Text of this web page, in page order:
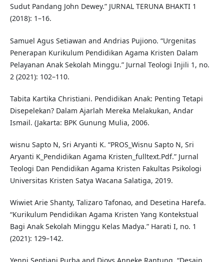
Sudut Pandang John Dewey.” JURNAL TERUNA BHAKTI 1
(2018): 1–16.
Samuel Agus Setiawan and Andrias Pujiono. “Urgenitas
Penerapan Kurikulum Pendidikan Agama Kristen Dalam
Pelayanan Anak Sekolah Minggu.” Jurnal Teologi Injili 1, no.
2 (2021): 102–110.
Tabita Kartika Christiani. Pendidikan Anak: Penting Tetapi
Disepelekan? Dalam Ajarlah Mereka Melakukan, Andar
Ismail. (Jakarta: BPK Gunung Mulia, 2006.
wisnu Sapto N, Sri Aryanti K. “PROS_Wisnu Sapto N, Sri
Aryanti K_Pendidikan Agama Kristen_fulltext.Pdf.” Jurnal
Teologi Dan Pendidikan Agama Kristen Fakultas Psikologi
Universitas Kristen Satya Wacana Salatiga, 2019.
Wiwiet Arie Shanty, Talizaro Tafonao, and Desetina Harefa.
“Kurikulum Pendidikan Agama Kristen Yang Kontekstual
Bagi Anak Sekolah Minggu Kelas Madya.” Harati I, no. 1
(2021): 129–142.
Yenni Septiani Purba and Djoys Anneke Rantung. “Desain